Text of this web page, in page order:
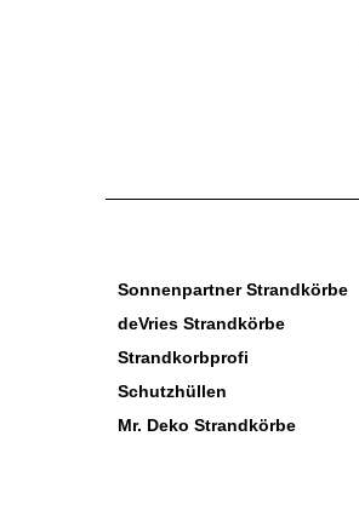
Sonnenpartner Strandkörbe
deVries Strandkörbe
Strandkorbprofi
Schutzhüllen
Mr. Deko Strandkörbe